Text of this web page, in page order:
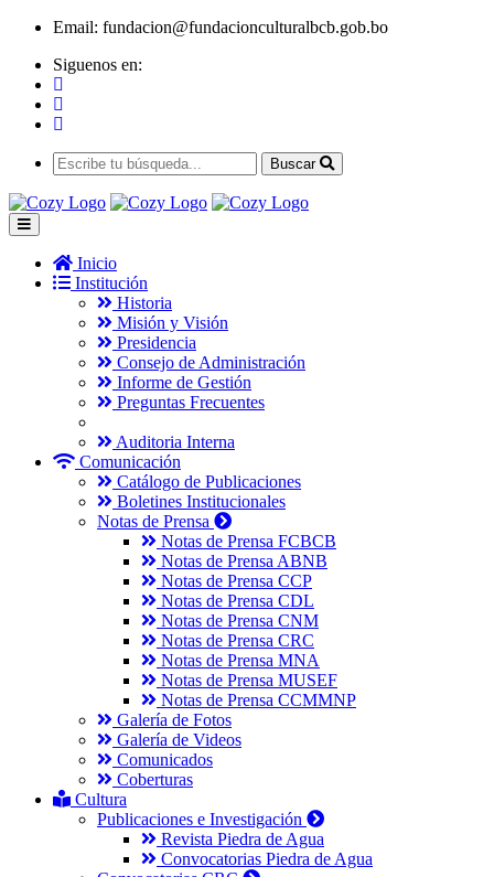
Email: fundacion@fundacionculturalbcb.gob.bo
Siguenos en:
Buscar
Inicio
Institución
Historia
Misión y Visión
Presidencia
Consejo de Administración
Informe de Gestión
Preguntas Frecuentes
Auditoria Interna
Comunicación
Catálogo de Publicaciones
Boletines Institucionales
Notas de Prensa
Notas de Prensa FCBCB
Notas de Prensa ABNB
Notas de Prensa CCP
Notas de Prensa CDL
Notas de Prensa CNM
Notas de Prensa CRC
Notas de Prensa MNA
Notas de Prensa MUSEF
Notas de Prensa CCMMNP
Galería de Fotos
Galería de Videos
Comunicados
Coberturas
Cultura
Publicaciones e Investigación
Revista Piedra de Agua
Convocatorias Piedra de Agua